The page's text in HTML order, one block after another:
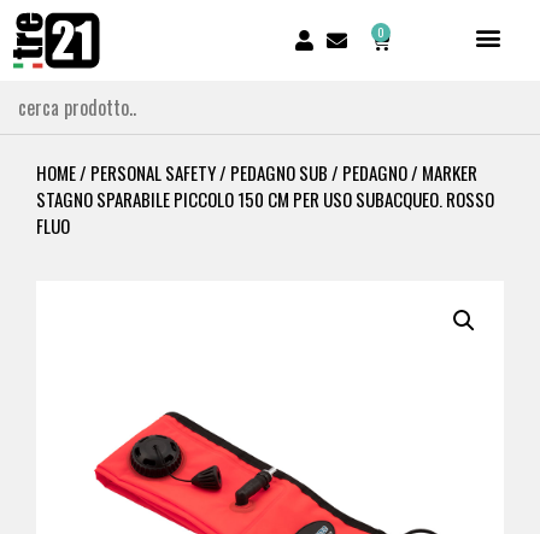
0
HOME/ PERSONAL SAFETY/ PEDAGNO SUB/ PEDAGNO / MARKER
STAGNO SPARABILE PICCOLO 150 CM PER USO SUBACQUEO. ROSSO
FLUO